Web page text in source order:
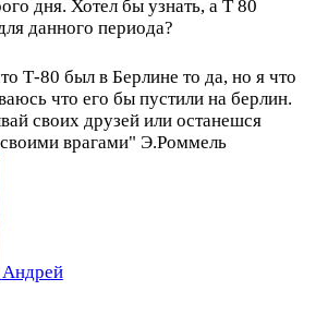
дня. Хотел бы узнать, а Т 80
данного периода?
Т-80 был в Берлине то да, но я что
что его бы пустили на берлин.
своих друзей или останешся
врагами" Э.Роммель
Андрей